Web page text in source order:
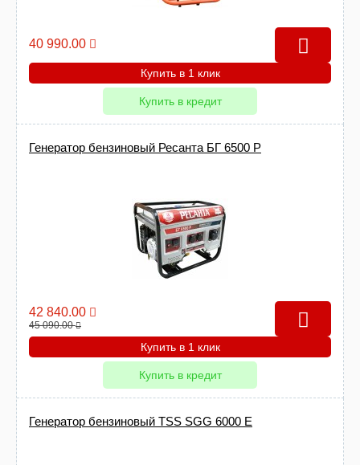
40 990.00
Купить в 1 клик
Купить в кредит
Генератор бензиновый Ресанта БГ 6500 Р
42 840.00
45 090.00
Купить в 1 клик
Купить в кредит
Генератор бензиновый TSS SGG 6000 E